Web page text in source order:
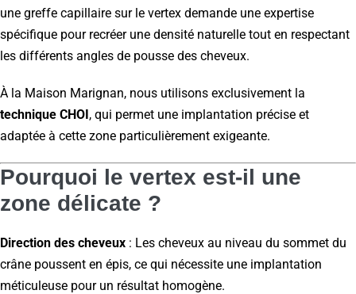
une greffe capillaire sur le vertex demande une expertise
spécifique pour recréer une densité naturelle tout en respectant
les différents angles de pousse des cheveux.
À la Maison Marignan, nous utilisons exclusivement la
technique CHOI, qui permet une implantation précise et
adaptée à cette zone particulièrement exigeante.
Pourquoi le vertex est-il une
zone délicate ?
Direction des cheveux : Les cheveux au niveau du sommet du
crâne poussent en épis, ce qui nécessite une implantation
méticuleuse pour un résultat homogène.